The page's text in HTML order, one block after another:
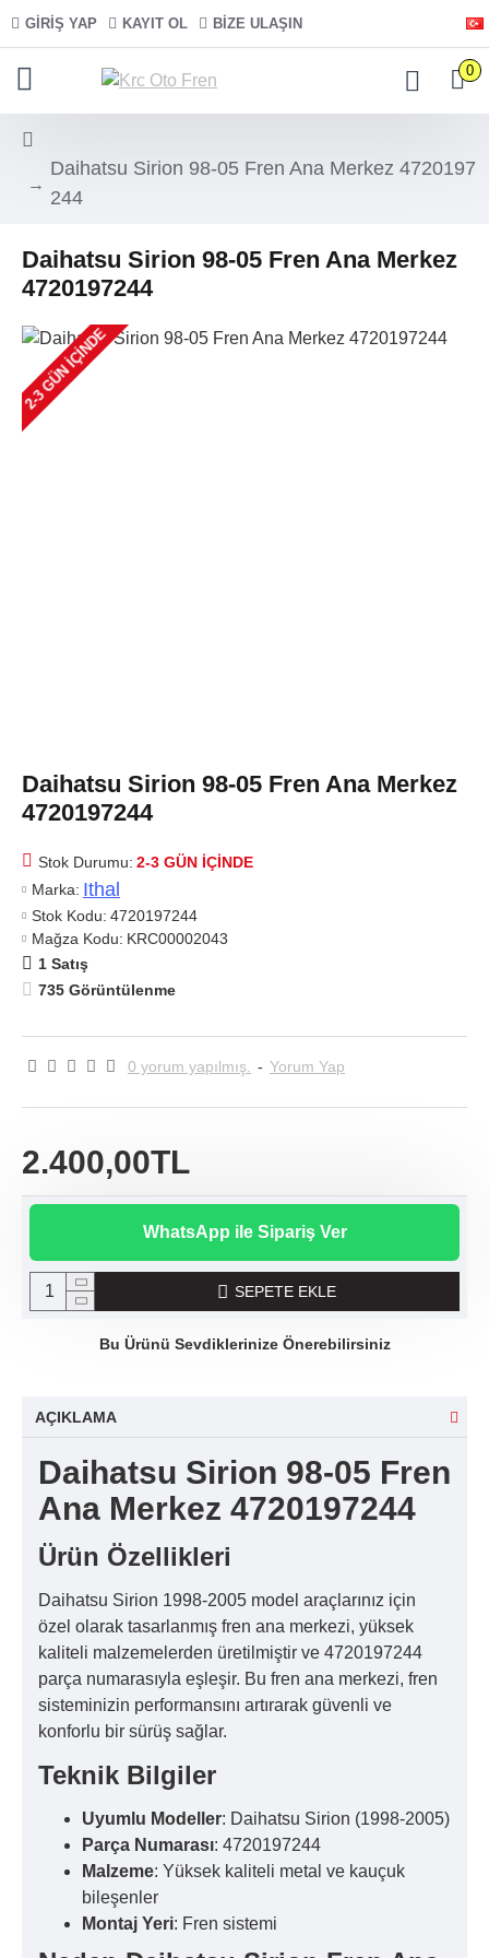
GIRIŞ YAP KAYIT OL BIZE ULAŞIN
0
Daihatsu Sirion 98-05 Fren Ana Merkez 4720197
244
Daihatsu Sirion 98-05 Fren Ana Merkez
4720197244
2-3 GÜN IÇINDE
Daihatsu Sirion 98-05 Fren Ana Merkez
4720197244
Stok Durumu: 2-3 GÜN IÇINDE
Marka: Ithal
Stok Kodu: 4720197244
Mağza Kodu: KRC00002043
1 Satış
735 Görüntülenme
0 yorum yapılmış. - Yorum Yap
2.400,00TL
WhatsApp ile Sipariş Ver
SEPETE EKLE
Bu Ürünü Sevdiklerinize Önerebilirsiniz
AÇIKLAMA
Daihatsu Sirion 98-05 Fren
Ana Merkez 4720197244
Ürün Özellikleri
Daihatsu Sirion 1998-2005 model araçlarınız için
özel olarak tasarlanmış fren ana merkezi, yüksek
kaliteli malzemelerden üretilmiştir ve 4720197244
parça numarasıyla eşleşir. Bu fren ana merkezi, fren
sisteminizin performansını artırarak güvenli ve
konforlu bir sürüş sağlar.
Teknik Bilgiler
Uyumlu Modeller: Daihatsu Sirion (1998-2005)
Parça Numarası: 4720197244
Malzeme: Yüksek kaliteli metal ve kauçuk
bileşenler
Montaj Yeri: Fren sistemi